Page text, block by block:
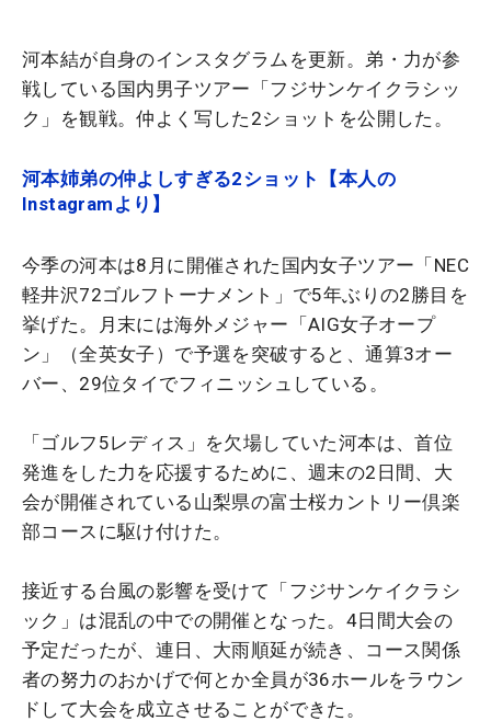
河本結が自身のインスタグラムを更新。弟・力が参
戦している国内男子ツアー「フジサンケイクラシッ
ク」を観戦。仲よく写した2ショットを公開した。
河本姉弟の仲よしすぎる2ショット【本人の
Instagramより】
今季の河本は8月に開催された国内女子ツアー「NEC
軽井沢72ゴルフトーナメント」で5年ぶりの2勝目を
挙げた。月末には海外メジャー「AIG女子オープ
ン」（全英女子）で予選を突破すると、通算3オー
バー、29位タイでフィニッシュしている。
「ゴルフ5レディス」を欠場していた河本は、首位
発進をした力を応援するために、週末の2日間、大
会が開催されている山梨県の富士桜カントリー倶楽
部コースに駆け付けた。
接近する台風の影響を受けて「フジサンケイクラシ
ック」は混乱の中での開催となった。4日間大会の
予定だったが、連日、大雨順延が続き、コース関係
者の努力のおかげで何とか全員が36ホールをラウン
ドして大会を成立させることができた。